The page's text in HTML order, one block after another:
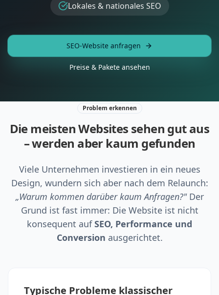
Lokales & nationales SEO
SEO-Website anfragen
Preise & Pakete ansehen
Problem erkennen
Die meisten Websites sehen gut aus
– werden aber kaum gefunden
Viele Unternehmen investieren in ein neues
Design, wundern sich aber nach dem Relaunch:
„Warum kommen darüber kaum Anfragen?"Der
Grund ist fast immer: Die Website ist nicht
konsequent aufSEO, Performance und
Conversion ausgerichtet.
Typische Probleme klassischer